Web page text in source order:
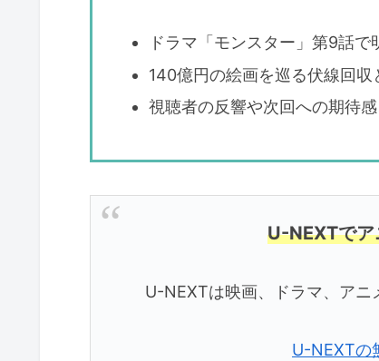
ドラマ「モンスター」第9話
140億円の絵画を巡る伏線回
視聴者の反響や次回への期待
U-NEXTでア
U-NEXTは映画、ドラマ、アニ
U-NEXTの